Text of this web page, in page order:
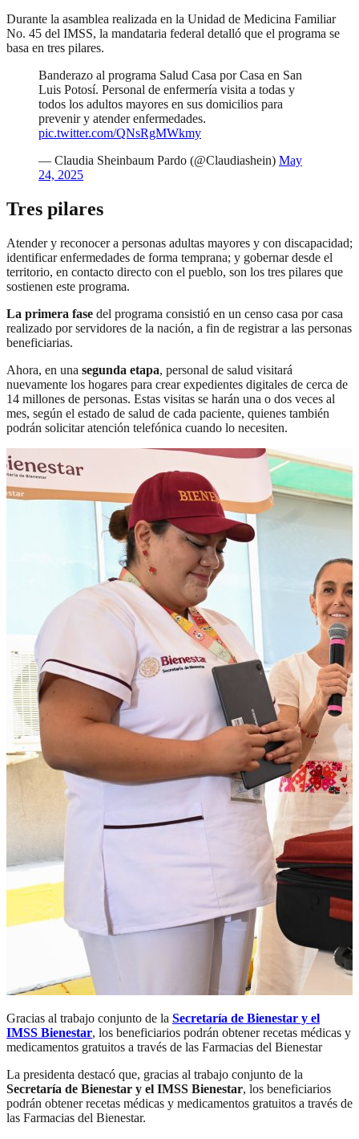
Durante la asamblea realizada en la Unidad de Medicina Familiar
No. 45 del IMSS, la mandataria federal detalló que el programa se
basa en tres pilares.
Banderazo al programa Salud Casa por Casa en San
Luis Potosí. Personal de enfermería visita a todas y
todos los adultos mayores en sus domicilios para
prevenir y atender enfermedades.
pic.twitter.com/QNsRgMWkmy
— Claudia Sheinbaum Pardo (@Claudiashein) May
24, 2025
Tres pilares
Atender y reconocer a personas adultas mayores y con discapacidad;
identificar enfermedades de forma temprana; y gobernar desde el
territorio, en contacto directo con el pueblo, son los tres pilares que
sostienen este programa.
La primera fase del programa consistió en un censo casa por casa
realizado por servidores de la nación, a fin de registrar a las personas
beneficiarias.
Ahora, en una segunda etapa, personal de salud visitará
nuevamente los hogares para crear expedientes digitales de cerca de
14 millones de personas. Estas visitas se harán una o dos veces al
mes, según el estado de salud de cada paciente, quienes también
podrán solicitar atención telefónica cuando lo necesiten.
Gracias al trabajo conjunto de la Secretaría de Bienestar y el
IMSS Bienestar, los beneficiarios podrán obtener recetas médicas y
medicamentos gratuitos a través de las Farmacias del Bienestar
La presidenta destacó que, gracias al trabajo conjunto de la
Secretaría de Bienestar y el IMSS Bienestar, los beneficiarios
podrán obtener recetas médicas y medicamentos gratuitos a través de
las Farmacias del Bienestar.